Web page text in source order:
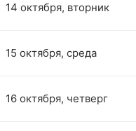
14 октября, вторник
15 октября, среда
16 октября, четверг